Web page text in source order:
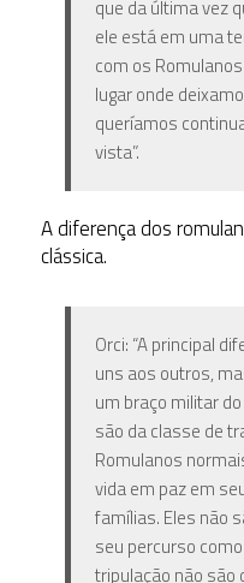
que da última vez
ele está em uma
com os
lugar onde
queríamos
vista”.
A diferença dos
clássica.
Orci: “A principal
uns aos outros,
um braço militar
são da classe de
Romulanos
vida em paz em
famílias. Eles não
seu percurso
tripulação não